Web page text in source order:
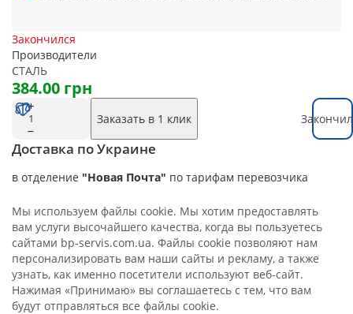
Закончился
Производители
СТАЛЬ
384.00 грн
Заказать в 1 клик
Доставка по Украине
в отделение "Новая Почта" по тарифам перевозчика
Мы используем файлы cookie. Мы хотим предоставлять
вам услуги высочайшего качества, когда вы пользуетесь
сайтами bp-servis.com.ua. Файлы cookie позволяют нам
персонализировать вам наши сайты и рекламу, а также
узнать, как именно посетители используют веб-сайт.
Нажимая «Принимаю» вы соглашаетесь с тем, что вам
будут отправляться все файлы cookie.